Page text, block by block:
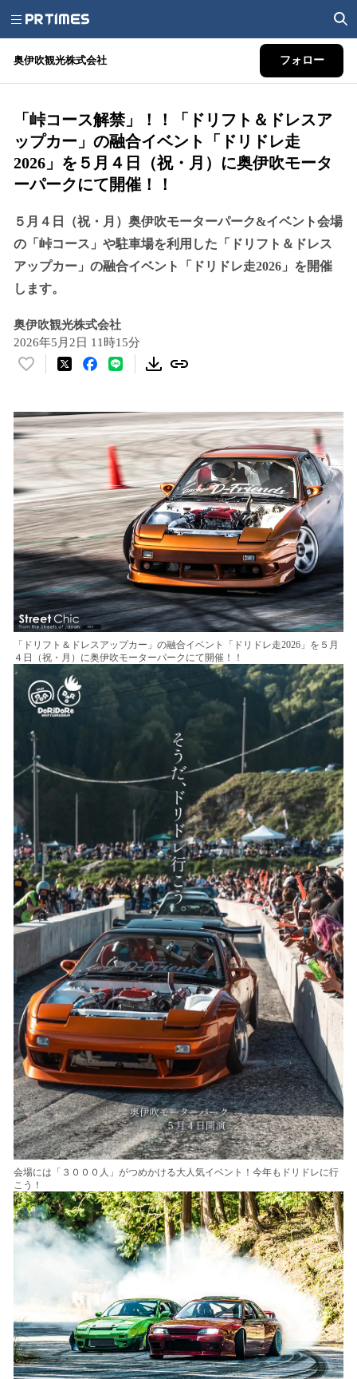
奥伊吹観光株式会社 フォロー
「峠コース解禁」！！「ドリフト＆ドレスア
ップカー」の融合イベント「ドリドレ走
2026」を５月４日（祝・月）に奥伊吹モータ
ーパークにて開催！！
５月４日（祝・月）奥伊吹モーターパーク&イベント会場
の「峠コース」や駐車場を利用した「ドリフト＆ドレス
アップカー」の融合イベント「ドリドレ走2026」を開催
します。
奥伊吹観光株式会社
2026年5月2日 11時15分
い
！
数
読
み
込
み
中
で
す
「ドリフト＆ドレスアップカー」の融合イベント「ドリドレ走2026」を５月
４日（祝・月）に奥伊吹モーターパークにて開催！！
会場には「３０００人」がつめかける大人気イベント！今年もドリドレに行
こう！